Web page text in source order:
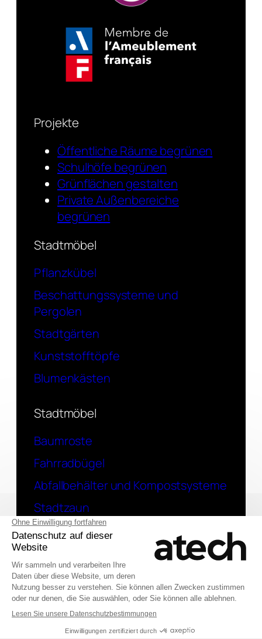
Projekte
Öffentliche Räume begrünen
Schulhöfe begrünen
Grünflächen gestalten
Private Außenbereiche
begrünen
Stadtmöbel
Pflanzkübel
Beschattungssysteme und
Pergolen
Stadtgärten
Kunststofftöpfe
Blumenkästen
Stadtmöbel
Baumroste
Fahrradbügel
Abfallbehälter und Kompostsysteme
Stadtzaun
Kontakt
Eine Frage? Kontaktieren Sie uns
© 2026 Atech SAS
Français